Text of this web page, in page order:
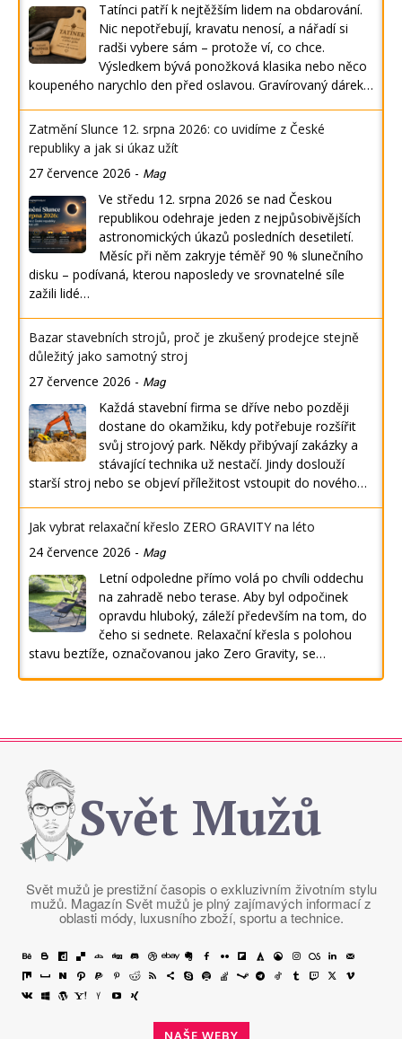
Tatínci patří k nejtěžším lidem na obdarování.
Nic nepotřebují, kravatu nenosí, a nářadí si
radši vybere sám – protože ví, co chce.
Výsledkem bývá ponožková klasika nebo něco
koupeného narychlo den před oslavou. Gravírovaný dárek…
Zatmění Slunce 12. srpna 2026: co uvidíme z České
republiky a jak si úkaz užít
27 července 2026 - Mag
Ve středu 12. srpna 2026 se nad Českou
republikou odehraje jeden z nejpůsobivějších
astronomických úkazů posledních desetiletí.
Měsíc při něm zakryje téměř 90 % slunečního
disku – podívaná, kterou naposledy ve srovnatelné síle
zažili lidé…
Bazar stavebních strojů, proč je zkušený prodejce stejně
důležitý jako samotný stroj
27 července 2026 - Mag
Každá stavební firma se dříve nebo později
dostane do okamžiku, kdy potřebuje rozšířit
svůj strojový park. Někdy přibývají zakázky a
stávající technika už nestačí. Jindy doslouží
starší stroj nebo se objeví příležitost vstoupit do nového…
Jak vybrat relaxační křeslo ZERO GRAVITY na léto
24 července 2026 - Mag
Letní odpoledne přímo volá po chvíli oddechu
na zahradě nebo terase. Aby byl odpočinek
opravdu hluboký, záleží především na tom, do
čeho si sednete. Relaxační křesla s polohou
stavu beztíže, označovanou jako Zero Gravity, se…
Svět Mužů
Svět mužů je prestižní časopis o exkluzivním životním stylu
mužů. Magazín Svět mužů je plný zajímavých informací z
oblasti módy, luxusního zboží, sportu a technice.
NAŠE WEBY